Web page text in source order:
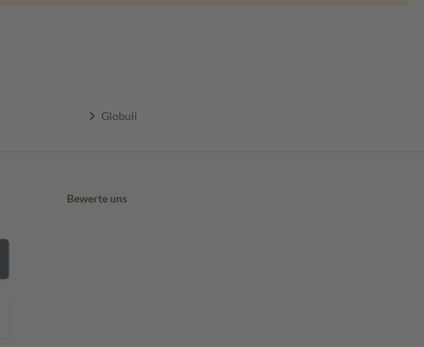
Globuli
Bewerte uns